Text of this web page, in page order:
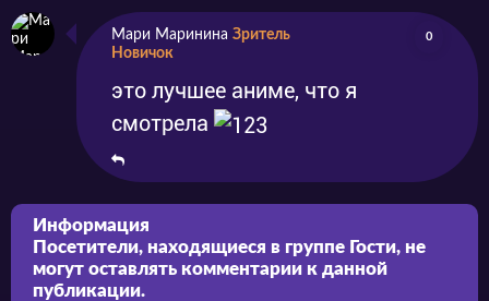
Мари Маринина Зритель
Новичок
0
это лучшее аниме, что я
смотрела
Информация
Посетители, находящиеся в группе Гости, не
могут оставлять комментарии к данной
публикации.